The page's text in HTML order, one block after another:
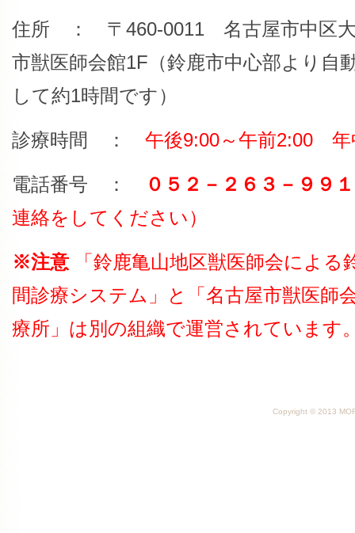
住所 ： 〒460-0011 名古屋市中区
市獣医師会館1F（鈴鹿市中心部より自
して約1時間です）
診療時間 ： 午後9:00～午前2:00 年
電話番号 ：
０５２－２６３－９９
連絡をしてください）
※注意 「鈴鹿亀山地区獣医師会による
間診療システム」と「名古屋市獣医師
療所」は別の組織で運営されています
Copyright © 2013